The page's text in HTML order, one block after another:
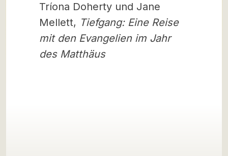
Tríona Doherty und Jane
Mellett, Tiefgang: Eine Reise
mit den Evangelien im Jahr
des Matthäus